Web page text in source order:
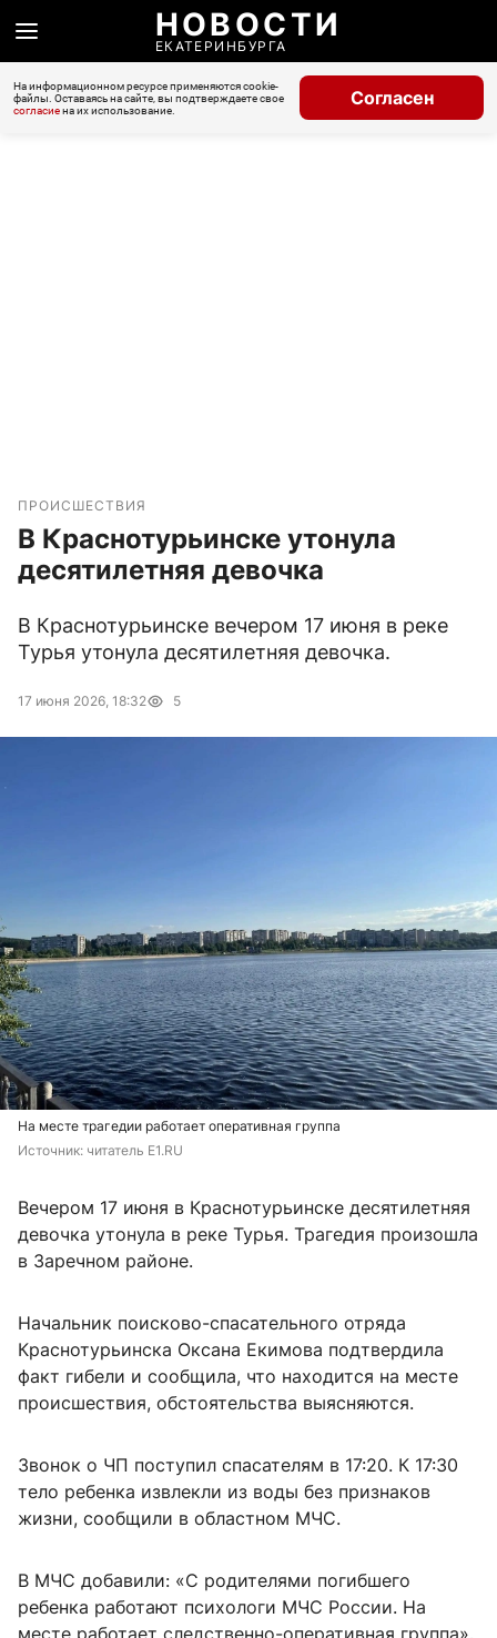
НОВОСТИ
ЕКАТЕРИНБУРГА
На информационном ресурсе применяются cookie-
файлы. Оставаясь на сайте, вы подтверждаете свое
согласиена их использование.
Согласен
ПРОИСШЕСТВИЯ
В Краснотурьинске утонула
десятилетняя девочка
В Краснотурьинске вечером 17 июня в реке
Турья утонула десятилетняя девочка.
17 июня 2026, 18:32 5
На месте трагедии работает оперативная группа
Источник: читатель E1.RU
Вечером 17 июня в Краснотурьинске десятилетняя
девочка утонула в реке Турья. Трагедия произошла
в Заречном районе.
Начальник поисково-спасательного отряда
Краснотурьинска Оксана Екимова подтвердила
факт гибели и сообщила, что находится на месте
происшествия, обстоятельства выясняются.
Звонок о ЧП поступил спасателям в 17:20. К 17:30
тело ребенка извлекли из воды без признаков
жизни, сообщили в областном МЧС.
В МЧС добавили: «С родителями погибшего
ребенка работают психологи МЧС России. На